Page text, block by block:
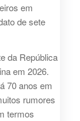
em
de sete
da República
em 2026.
70 anos em
rumores
termos